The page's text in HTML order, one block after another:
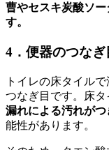
曹やセスキ炭酸ソ
す。
4．便器のつな
トイレの床タイル
つなぎ目です。床タ
漏れによる汚れが
能性があります。